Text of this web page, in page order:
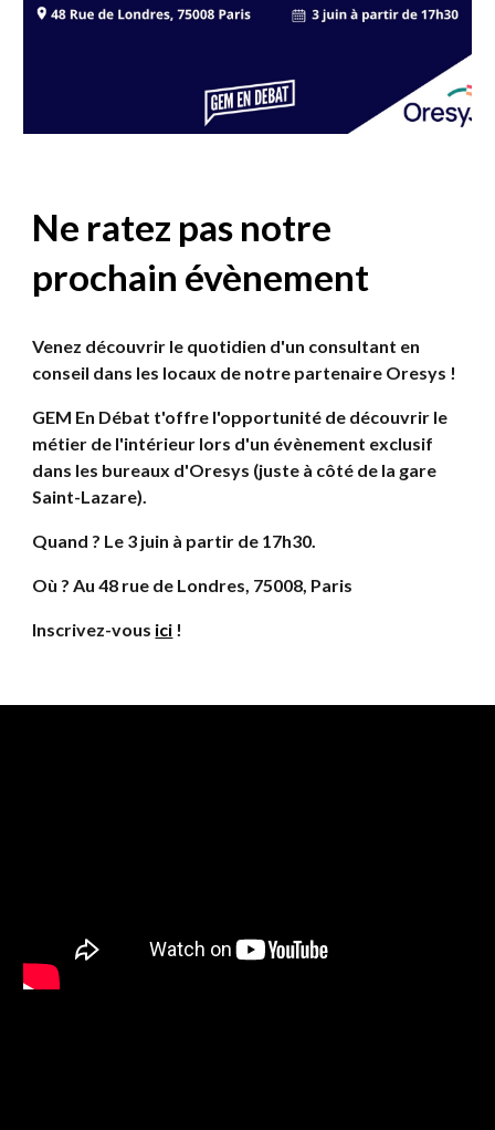
Ne ratez pas notre
prochain évènement
Venez découvrir le quotidien d'un consultant en
conseil dans les locaux de notre partenaire Oresys !
GEM En Débat t'offre l'opportunité de découvrir le
métier de l'intérieur lors d'un évènement exclusif
dans les bureaux d'Oresys (juste à côté de la gare
Saint-Lazare).
Quand ? Le 3 juin à partir de 17h30.
Où ? Au 48 rue de Londres, 75008, Paris
Inscrivez-vous ici !